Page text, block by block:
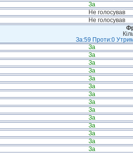
За
Не голосував
Не голосував
За:59 Проти:0
За
За
За
За
За
За
За
За
За
За
За
За
За
За